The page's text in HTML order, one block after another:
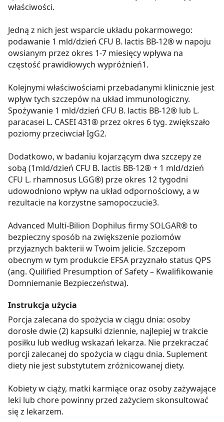
właściwości.
Jedną z nich jest wsparcie układu pokarmowego:
podawanie 1 mld/dzień CFU B. lactis BB-12® w napoju
owsianym przez okres 1-7 miesięcy wpływa na
częstość prawidłowych wypróżnień1.
Kolejnymi właściwościami przebadanymi klinicznie jest
wpływ tych szczepów na układ immunologiczny.
Spożywanie 1 mld/dzień CFU B. lactis BB-12® lub L.
paracasei L. CASEI 431® przez okres 6 tyg. zwiększało
poziomy przeciwciał IgG2.
Dodatkowo, w badaniu kojarzącym dwa szczepy ze
sobą (1mld/dzień CFU B. lactis BB-12® + 1 mld/dzień
CFU L. rhamnosus LGG®) prze okres 12 tygodni
udowodniono wpływ na układ odpornościowy, a w
rezultacie na korzystne samopoczucie3.
Advanced Multi-Bilion Dophilus firmy SOLGAR® to
bezpieczny sposób na zwiększenie poziomów
przyjaznych bakterii w Twoim jelicie. Szczepom
obecnym w tym produkcie EFSA przyznało status QPS
(ang. Quilified Presumption of Safety – Kwalifikowanie
Domniemanie Bezpieczeństwa).
Instrukcja użycia
Porcja zalecana do spożycia w ciągu dnia: osoby
dorosłe dwie (2) kapsułki dziennie, najlepiej w trakcie
posiłku lub według wskazań lekarza. Nie przekraczać
porcji zalecanej do spożycia w ciągu dnia. Suplement
diety nie jest substytutem zróżnicowanej diety.
Kobiety w ciąży, matki karmiące oraz osoby zażywające
leki lub chore powinny przed zażyciem skonsultować
się z lekarzem.